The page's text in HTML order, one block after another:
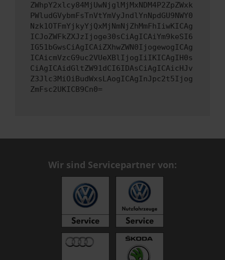
ZWhpY2xlcy84MjUwNjglMjMxNDM4P2ZpZWxk
PWludGVybmFsTnVtYmVyJndlYnNpdGU9NWY0
Nzk1OTFmYjkyYjQxMjNmNjZhMmFhIiwKICAg
ICJoZWFkZXJzIjoge30sCiAgICAiYm9keSI6
IG51bGwsCiAgICAiZXhwZWN0IjogewogICAg
ICAicmVzcG9uc2VUeXBlIjogIiIKICAgIH0s
CiAgICAidGltZW91dCI6IDAsCiAgICAicHJv
Z3Jlc3MiOiBudWxsLAogICAgInJpc2t5Ijog
ZmFsc2UKICB9Cn0=
Wir sind Servicepartner von: